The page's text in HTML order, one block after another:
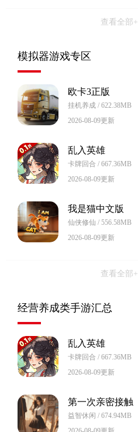
查看全部+
模拟器游戏专区
欧卡3正版
挂机养成 / 622.38MB
2026-08-09更新
乱入英雄
卡牌回合 / 667.36MB
2026-08-09更新
我是猫中文版
仙侠修仙 / 556.58MB
2026-08-09更新
查看全部+
经营养成类手游汇总
乱入英雄
卡牌回合 / 667.36MB
2026-08-09更新
第一次亲密接触
益智休闲 / 674.94MB